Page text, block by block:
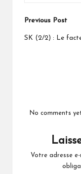
Post
Previous Post
SK (2/2) : Le
No comments
Votre adresse